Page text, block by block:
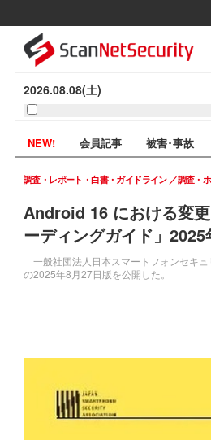
2026.08.08(土)
NEW! 会員記事 被害･事故
Android 16 における変
ーディングガイド」
一般社団法人日本スマートフォンセキ
の2025年8月27日版を公開した。
調査・レポート・白書・ガイドライン 調査・